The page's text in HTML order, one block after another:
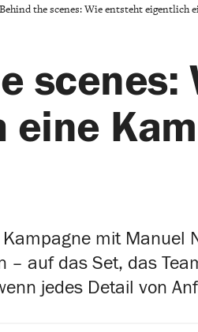
Behind the scenes: Wie entsteht eigentlich
scenes:
mit Manuel
– auf das Set, das
jedes Detail von